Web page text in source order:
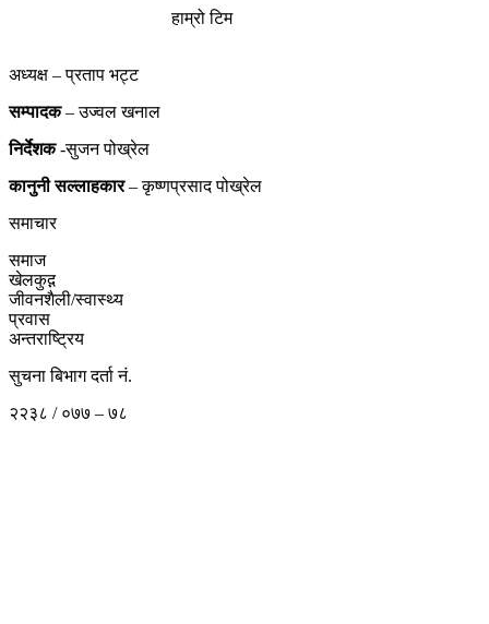
हाम्रो टिम
अध्यक्ष – प्रताप भट्ट
सम्पादक– उज्वल खनाल
निर्देशक-सुजन पोख्रेल
कानुनी सल्लाहकार– कृष्णप्रसाद पोख्रेल
समाचार
समाज
खेलकुद़़
जीवनशैली/स्वास्थ्य
प्रवास
अन्तराष्ट्रिय
सुचना बिभाग दर्ता नं.
२२३८ / ०७७ – ७८